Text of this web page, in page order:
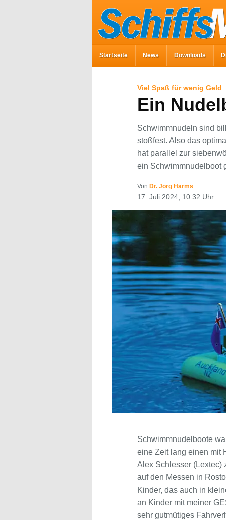
Startseite News Downloads
Viel Spaß für wenig Geld
Ein
Schwimmnudeln sind
stoßfest. Also das
hat parallel zur
ein Schwimmnudelboot
Von Dr. Jörg Harms
17. Juli 2024, 10:32 Uhr
Schwimmnudelboote
eine Zeit lang einen mit
Alex Schlesser (Lextec)
auf den Messen in
Kinder, das auch in
an Kinder mit meiner
sehr gutmütiges